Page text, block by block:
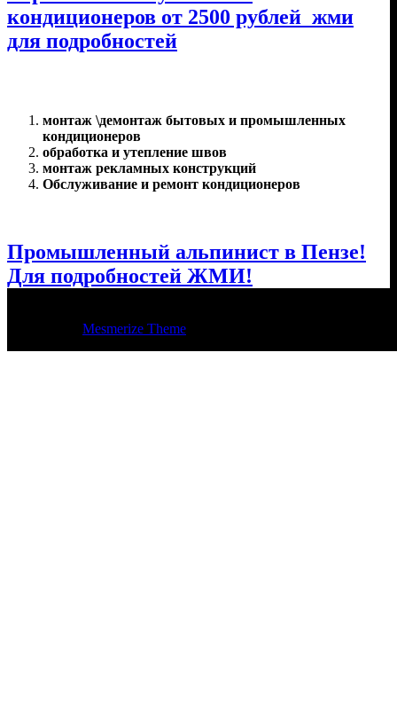
кондиционеров от 2500 рублей жми
для подробностей
монтаж \демонтаж бытовых и промышленных
кондиционеров
обработка и утепление швов
монтаж рекламных конструкций
Обслуживание и ремонт кондиционеров
Промышленный альпинист в Пензе!
Для подробностей ЖМИ!
Mesmerize Theme